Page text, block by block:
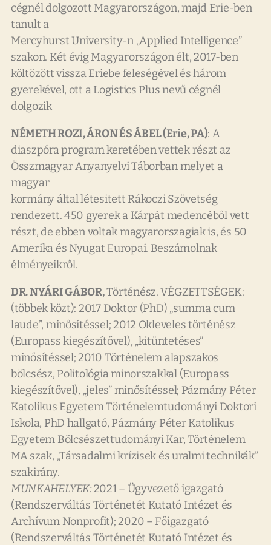
cégnél dolgozott Magyarországon, majd Erie-ben
tanult a
Mercyhurst University-n „Applied Intelligence”
szakon. Két évig Magyarországon élt, 2017-ben
költözött vissza Eriebe feleségével és három
gyerekével, ott a Logistics Plus nevű cégnél
dolgozik
NÉMETH ROZI, ÁRON ÉS ÁBEL (Erie, PA): A
diaszpóra program keretében vettek részt az
Összmagyar Anyanyelvi Táborban melyet a
magyar
kormány által létesitett Rákoczi Szövetség
rendezett. 450 gyerek a Kárpát medencéből vett
részt, de ebben voltak magyarorszagiak is, és 50
Amerika és Nyugat Europai. Beszámolnak
élményeikről.
DR. NYÁRI GÁBOR,Történész. VÉGZETTSÉGEK:
(többek közt): 2017 Doktor (PhD) „summa cum
laude”, minősítéssel; 2012 Okleveles történész
(Europass kiegészítővel), „kitüntetéses”
minősítéssel; 2010 Történelem alapszakos
bölcsész, Politológia minorszakkal (Europass
kiegészítővel), „jeles” minősítéssel; Pázmány Péter
Katolikus Egyetem Történelemtudományi Doktori
Iskola, PhD hallgató, Pázmány Péter Katolikus
Egyetem Bölcsészettudományi Kar, Történelem
MA szak, „Társadalmi krízisek és uralmi technikák”
szakirány.
MUNKAHELYEK:2021 – Ügyvezető igazgató
(Rendszerváltás Történetét Kutató Intézet és
Archívum Nonprofit); 2020 – Főigazgató
(Rendszerváltás Történetét Kutató Intézet és